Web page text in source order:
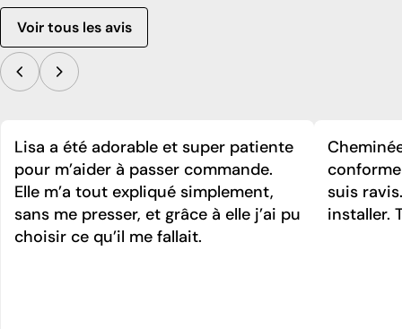
Voir tous les avis
Lisa a été adorable et super patiente
pour m’aider à passer commande.
Elle m’a tout expliqué simplement,
sans me presser, et grâce à elle j’ai pu
choisir ce qu’il me fallait.
suis
installer.